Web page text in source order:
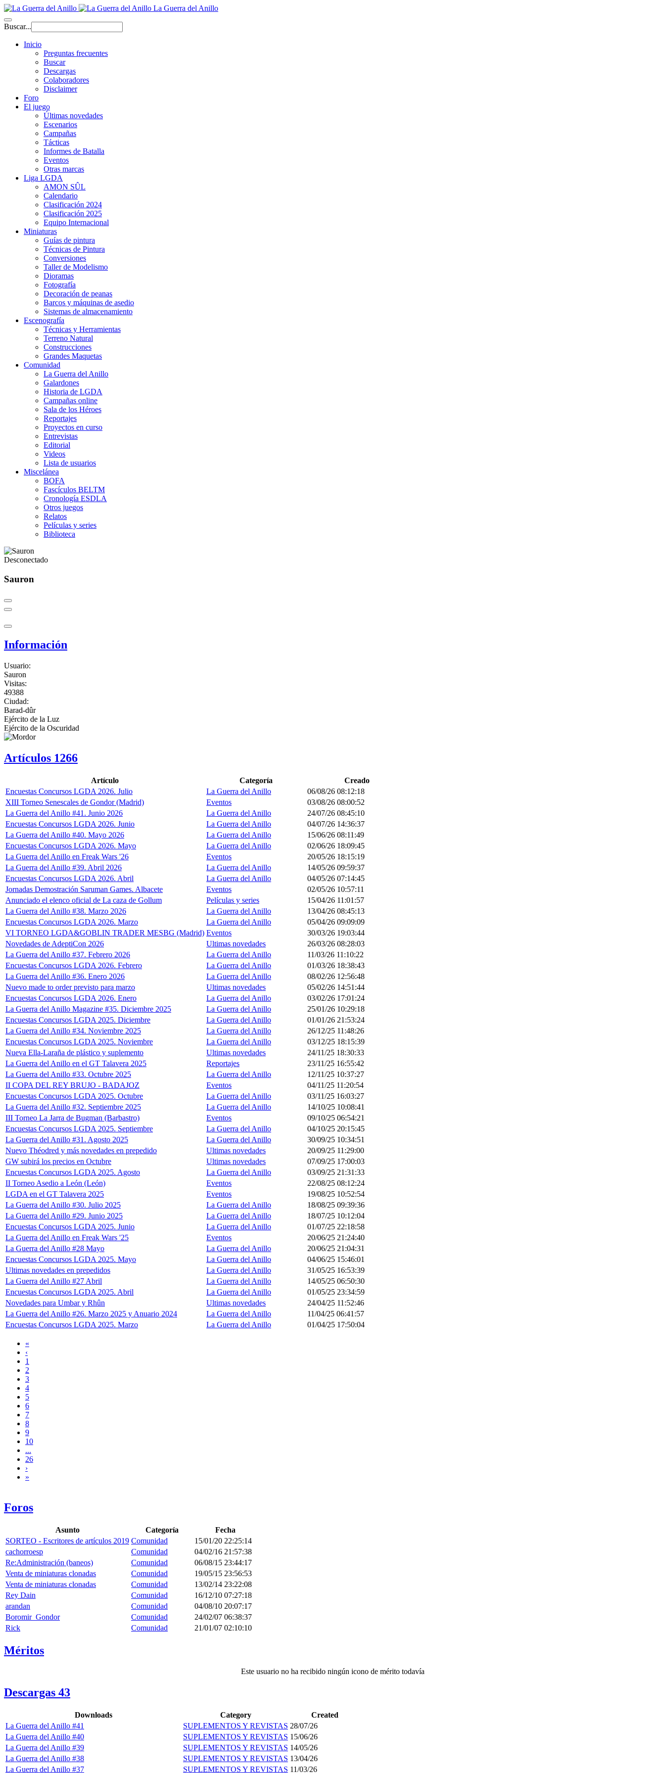
La Guerra del Anillo
Buscar...
Inicio
Preguntas frecuentes
Buscar
Descargas
Colaboradores
Disclaimer
Foro
El juego
Últimas novedades
Escenarios
Campañas
Tácticas
Informes de Batalla
Eventos
Otras marcas
Liga LGDA
AMON SÛL
Calendario
Clasificación 2024
Clasificación 2025
Equipo Internacional
Miniaturas
Guías de pintura
Técnicas de Pintura
Conversiones
Taller de Modelismo
Dioramas
Fotografía
Decoración de peanas
Barcos y máquinas de asedio
Sistemas de almacenamiento
Escenografía
Técnicas y Herramientas
Terreno Natural
Construcciones
Grandes Maquetas
Comunidad
La Guerra del Anillo
Galardones
Historia de LGDA
Campañas online
Sala de los Héroes
Reportajes
Proyectos en curso
Entrevistas
Editorial
Videos
Lista de usuarios
Miscelánea
BOFA
Fascículos BELTM
Cronología ESDLA
Otros juegos
Relatos
Películas y series
Biblioteca
Desconectado
Sauron
Información
Usuario:
Sauron
Visitas:
49388
Ciudad:
Barad-dûr
Ejército de la Luz
Ejército de la Oscuridad
Artículos 1266
Artículo Categoría
Creado
Encuestas Concursos LGDA 2026. Julio
La Guerra del Anillo
06/08/26 08:12:18
XIII Torneo Senescales de Gondor (Madrid)
Eventos
03/08/26 08:00:52
La Guerra del Anillo #41. Junio 2026
La Guerra del Anillo
24/07/26 08:45:10
Encuestas Concursos LGDA 2026. Junio
La Guerra del Anillo
04/07/26 14:36:37
La Guerra del Anillo #40. Mayo 2026
La Guerra del Anillo
15/06/26 08:11:49
Encuestas Concursos LGDA 2026. Mayo
La Guerra del Anillo
02/06/26 18:09:45
La Guerra del Anillo en Freak Wars '26
Eventos
20/05/26 18:15:19
La Guerra del Anillo #39. Abril 2026
La Guerra del Anillo
14/05/26 09:59:37
Encuestas Concursos LGDA 2026. Abril
La Guerra del Anillo
04/05/26 07:14:45
Jornadas Demostración Saruman Games. Albacete
Eventos
02/05/26 10:57:11
Anunciado el elenco oficial de La caza de Gollum
Películas y series
15/04/26 11:01:57
La Guerra del Anillo #38. Marzo 2026
La Guerra del Anillo
13/04/26 08:45:13
Encuestas Concursos LGDA 2026. Marzo
La Guerra del Anillo
05/04/26 09:09:09
VI TORNEO LGDA&GOBLIN TRADER MESBG (Madrid) Eventos
30/03/26 19:03:44
Novedades de AdeptiCon 2026
Ultimas novedades
26/03/26 08:28:03
La Guerra del Anillo #37. Febrero 2026
La Guerra del Anillo
11/03/26 11:10:22
Encuestas Concursos LGDA 2026. Febrero
La Guerra del Anillo
01/03/26 18:38:43
La Guerra del Anillo #36. Enero 2026
La Guerra del Anillo
08/02/26 12:56:48
Nuevo made to order previsto para marzo
Ultimas novedades
05/02/26 14:51:44
Encuestas Concursos LGDA 2026. Enero
La Guerra del Anillo
03/02/26 17:01:24
La Guerra del Anillo Magazine #35. Diciembre 2025
La Guerra del Anillo
25/01/26 10:29:18
Encuestas Concursos LGDA 2025. Diciembre
La Guerra del Anillo
01/01/26 21:53:24
La Guerra del Anillo #34. Noviembre 2025
La Guerra del Anillo
26/12/25 11:48:26
Encuestas Concursos LGDA 2025. Noviembre
La Guerra del Anillo
03/12/25 18:15:39
Nueva Ella-Laraña de plástico y suplemento
Ultimas novedades
24/11/25 18:30:33
La Guerra del Anillo en el GT Talavera 2025
Reportajes
23/11/25 16:55:42
La Guerra del Anillo #33. Octubre 2025
La Guerra del Anillo
12/11/25 10:37:27
II COPA DEL REY BRUJO - BADAJOZ
Eventos
04/11/25 11:20:54
Encuestas Concursos LGDA 2025. Octubre
La Guerra del Anillo
03/11/25 16:03:27
La Guerra del Anillo #32. Septiembre 2025
La Guerra del Anillo
14/10/25 10:08:41
III Torneo La Jarra de Bugman (Barbastro)
Eventos
09/10/25 06:54:21
Encuestas Concursos LGDA 2025. Septiembre
La Guerra del Anillo
04/10/25 20:15:45
La Guerra del Anillo #31. Agosto 2025
La Guerra del Anillo
30/09/25 10:34:51
Nuevo Théodred y más novedades en prepedido
Ultimas novedades
20/09/25 11:29:00
GW subirá los precios en Octubre
Ultimas novedades
07/09/25 17:00:03
Encuestas Concursos LGDA 2025. Agosto
La Guerra del Anillo
03/09/25 21:31:33
II Torneo Asedio a León (León)
Eventos
22/08/25 08:12:24
LGDA en el GT Talavera 2025
Eventos
19/08/25 10:52:54
La Guerra del Anillo #30. Julio 2025
La Guerra del Anillo
18/08/25 09:39:36
La Guerra del Anillo #29. Junio 2025
La Guerra del Anillo
18/07/25 10:12:04
Encuestas Concursos LGDA 2025. Junio
La Guerra del Anillo
01/07/25 22:18:58
La Guerra del Anillo en Freak Wars '25
Eventos
20/06/25 21:24:40
La Guerra del Anillo #28 Mayo
La Guerra del Anillo
20/06/25 21:04:31
Encuestas Concursos LGDA 2025. Mayo
La Guerra del Anillo
04/06/25 15:46:01
Ultimas novedades en prepedidos
La Guerra del Anillo
31/05/25 16:53:39
La Guerra del Anillo #27 Abril
La Guerra del Anillo
14/05/25 06:50:30
Encuestas Concursos LGDA 2025. Abril
La Guerra del Anillo
01/05/25 23:34:59
Novedades para Umbar y Rhûn
Ultimas novedades
24/04/25 11:52:46
La Guerra del Anillo #26. Marzo 2025 y Anuario 2024
La Guerra del Anillo
11/04/25 06:41:57
Encuestas Concursos LGDA 2025. Marzo
La Guerra del Anillo 01/04/25 17:50:04
«
‹
1
2
3
4
5
6
7
8
9
10
...
26
›
»
Foros
Asunto Categoría
Fecha
SORTEO - Escritores de artículos 2019 Comunidad
15/01/20 22:25:14
cachorroesp
Comunidad
04/02/16 21:57:38
Re:Administración (baneos)
Comunidad
06/08/15 23:44:17
Venta de miniaturas clonadas
Comunidad
19/05/15 23:56:53
Venta de miniaturas clonadas
Comunidad
13/02/14 23:22:08
Rey Dain
Comunidad
16/12/10 07:27:18
arandan
Comunidad
04/08/10 20:07:17
Boromir_Gondor
Comunidad
24/02/07 06:38:37
Rick
Comunidad 21/01/07 02:10:10
Méritos
Este usuario no ha recibido ningún icono de mérito todavía
Descargas 43
Downloads Category
Created
La Guerra del Anillo #41
SUPLEMENTOS Y REVISTAS 28/07/26
La Guerra del Anillo #40
SUPLEMENTOS Y REVISTAS 15/06/26
La Guerra del Anillo #39
SUPLEMENTOS Y REVISTAS 14/05/26
La Guerra del Anillo #38
SUPLEMENTOS Y REVISTAS 13/04/26
La Guerra del Anillo #37
SUPLEMENTOS Y REVISTAS 11/03/26